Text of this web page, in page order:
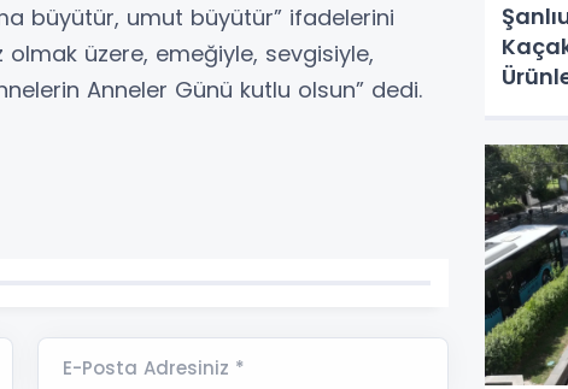
büyütür, umut büyütür” ifadelerini
olmak üzere, emeğiyle, sevgisiyle,
Anneler Günü kutlu olsun” dedi.
E-Posta Adresiniz *